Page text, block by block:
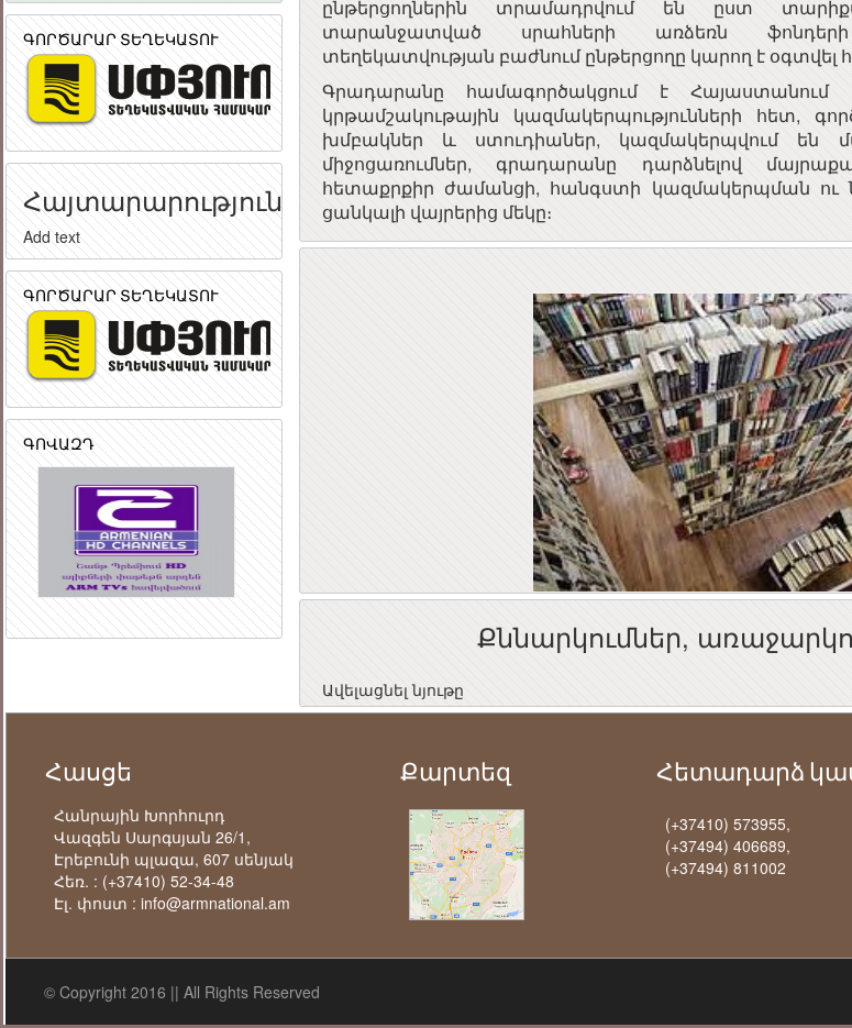
ԳՈՐԾԱՐԱՐ ՏԵՂԵԿԱՏՈՒ
Հայտարարություն
Add text
ԳՈՐԾԱՐԱՐ ՏԵՂԵԿԱՏՈՒ
ԳՈՎԱԶԴ
ընթերցողներին տրամադրվում են ըստ
տարանջատված սրահների առձեռն ֆոնդերի
տեղեկատվության բաժնում ընթերցողը կարող է օգտվել
Գրադարանը համագործակցում է
կրթամշակութային կազմակերպությունների հետ,
խմբակներ և ստուդիաներ, կազմակերպվում են
միջոցառումներ, գրադարանը դարձնելով
հետաքրքիր ժամանցի, հանգստի կազմակերպման ու
ցանկալի վայրերից մեկը։
Քննարկումներ,
Ավելացնել նյութը
Հասցե
Հանրային Խորհուրդ
Վազգեն Սարգսյան 26/1,
Էրեբունի պլազա, 607 սենյակ
Հեռ. : (+37410) 52-34-48
Էլ. փոստ : info@armnational.am
Քարտեզ Հետադարձ
(+37410) 573955,
(+37494) 406689,
(+37494) 811002
© Copyright 2016 || All Rights Reserved